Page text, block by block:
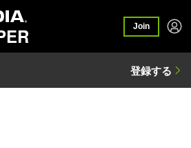
Join